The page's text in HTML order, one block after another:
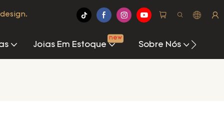
Joias Em Estoque
new
Sobre Nós